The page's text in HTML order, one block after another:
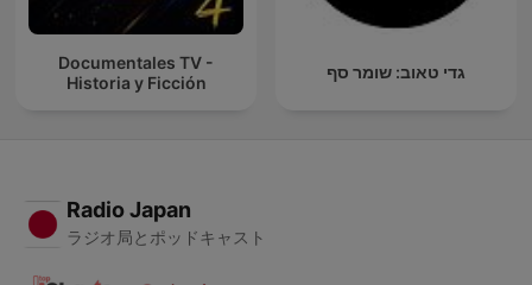
Documentales TV -
Historia y Ficción
גדי טאוב: שומר סף
Radio Japan
ラジオ局とポッドキャスト